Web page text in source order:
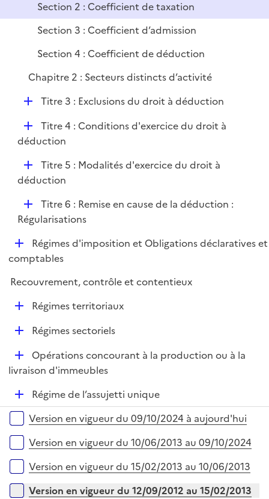
e
r
Section 2 : Coefficient de taxation
Section 3 : Coefficient d’admission
Section 4 : Coefficient de déduction
Chapitre 2 : Secteurs distincts d’activité
D
l
r
Titre 3 : Exclusions du droit à déduction
D
é
i
Titre 4 : Conditions d'exercice du droit à
déduction
D
é
i
e
r
Titre 5 : Modalités d'exercice du droit à
déduction
D
é
l
i
r
Titre 6 : Remise en cause de la déduction :
Régularisations
D
é
l
Régimes d'imposition et Obligations déclaratives et
comptables
Recouvrement, contrôle et contentieux
D
e
Régimes territoriaux
D
l
r
Régimes sectoriels
D
é
e
r
Opérations concourant à la production ou à la
livraison d'immeubles
D
é
p
e
Régime de l’assujetti unique
Versions sur la période
Version en vigueur du 09/10/2024 à aujourd'hui
Version en vigueur du 10/06/2013 au 09/10/2024
Version en vigueur du 15/02/2013 au 10/06/2013
Version en vigueur du 12/09/2012 au 15/02/2013